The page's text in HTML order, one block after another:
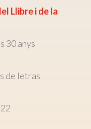
Llibre i de la
30 anys
de letras